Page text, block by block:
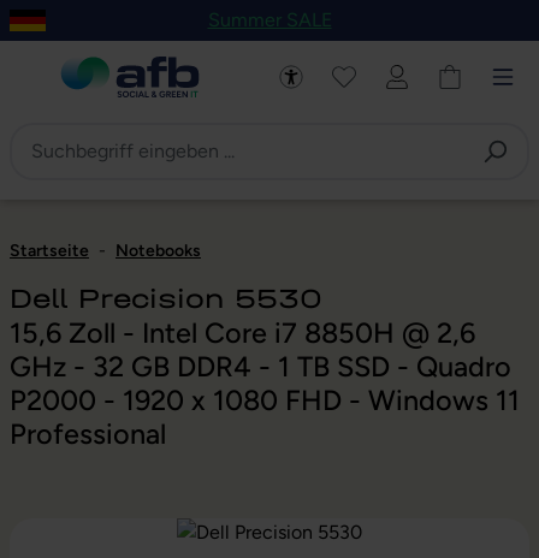
Hauptinhalt springen
Zur Navigation der B2B-Plattform springen
Summer SALE
Startseite - Notebooks
Dell Precision 5530
15,6 Zoll - Intel Core i7 8850H @ 2,6
GHz - 32 GB DDR4 - 1 TB SSD - Quadro
P2000 - 1920 x 1080 FHD - Windows 11
Professional
Bildergalerie überspringen